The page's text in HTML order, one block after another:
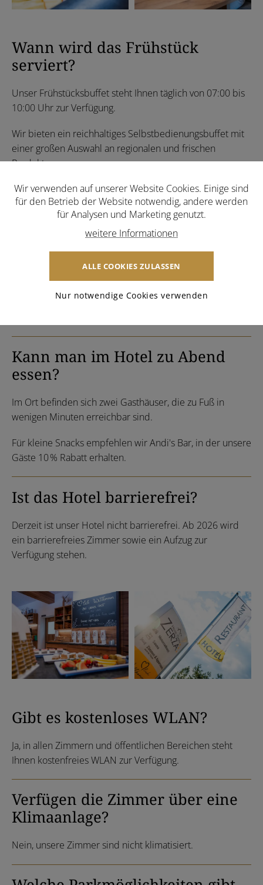
Wann wird das Frühstück
serviert?
Unser Frühstücksbuffet steht Ihnen täglich von 07:00 bis
10:00 Uhr zur Verfügung.
Wir bieten ein reichhaltiges Selbstbedienungsbuffet mit
einer großen Auswahl an regionalen und frischen
Produkten.
weitere Informationen zum Frühstück
Gibt es vegane, vegetarische
oder glutenfreie Optionen beim
Frühstück?
Auf Anfrage gehen wir gerne auf Ihre individuellen
Kann man im Hotel zu Abend
essen?
Im Ort befinden sich zwei Gasthäuser, die zu Fuß in
wenigen Minuten erreichbar sind.
Für kleine Snacks empfehlen wir Andi's Bar, in der unsere
Gäste 10 % Rabatt erhalten.
Ist das Hotel barrierefrei?
Derzeit ist unser Hotel nicht barrierefrei. Ab 2026 wird
ein barrierefreies Zimmer sowie ein Aufzug zur
Verfügung stehen.
Gibt es kostenloses WLAN?
Ja, in allen Zimmern und öffentlichen Bereichen steht
Ihnen kostenfreies WLAN zur Verfügung.
Verfügen die Zimmer über eine
Klimaanlage?
Nein, unsere Zimmer sind nicht klimatisiert.
Wir verwenden auf unserer Website Cookies. Einige sind
für den Betrieb der Website notwendig, andere werden
für Analysen und Marketing genutzt.
weitere Informationen
ALLE COOKIES ZULASSEN
Nur notwendige Cookies verwenden